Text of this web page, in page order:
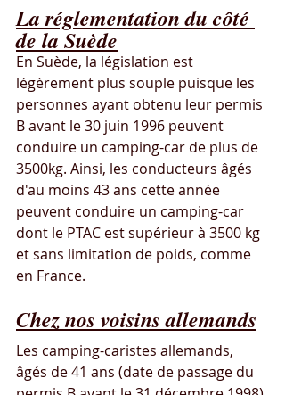
La réglementation du côté
de la Suède
En Suède, la législation est
légèrement plus souple puisque les
personnes ayant obtenu leur permis
B avant le 30 juin 1996 peuvent
conduire un camping-car de plus de
3500kg. Ainsi, les conducteurs âgés
d'au moins 43 ans cette année
peuvent conduire un camping-car
dont le PTAC est supérieur à 3500 kg
et sans limitation de poids, comme
en France.
Chez nos voisins allemands
Les camping-caristes allemands,
âgés de 41 ans (date de passage du